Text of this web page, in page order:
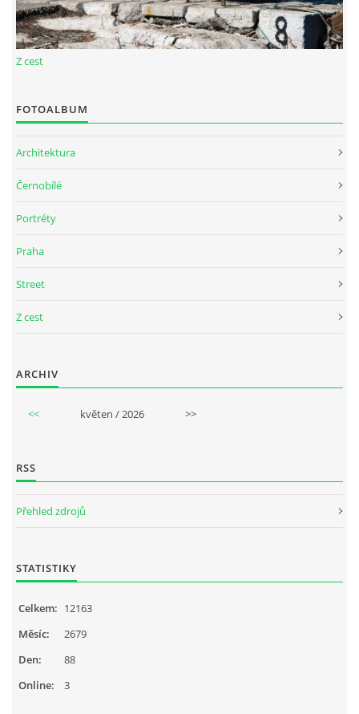
Z cest
FOTOALBUM
Architektura
Černobílé
Portréty
Praha
Street
Z cest
ARCHIV
<< květen / 2026 >>
RSS
Přehled zdrojů
STATISTIKY
Online: 3
Celkem: 12163
Měsíc:
2679
Den:
88